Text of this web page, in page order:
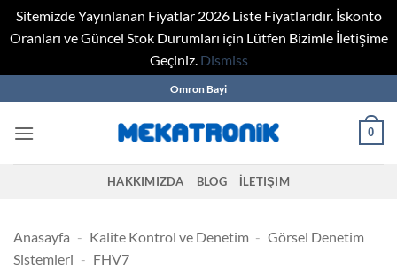
Sitemizde Yayınlanan Fiyatlar 2026 Liste Fiyatlarıdır. İskonto
Oranları ve Güncel Stok Durumları için Lütfen Bizimle İletişime
Geçiniz. Dismiss
to
content
Omron Bayi
0
HAKKIMIZDA BLOG İLETIŞIM
Anasayfa - Kalite Kontrol ve Denetim - Görsel Denetim
Sistemleri - FHV7